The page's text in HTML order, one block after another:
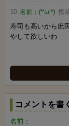
10 名前： (*‘ω‘*) 投
寿司も高いから庶
やして欲しいわ
コメントを書
名前：